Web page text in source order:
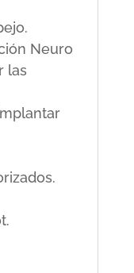
Neuro
las